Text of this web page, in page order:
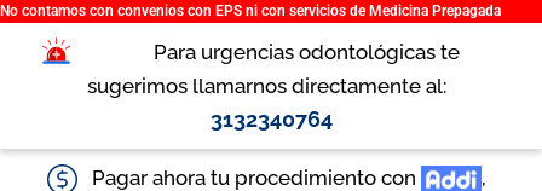
Ir
contenido
No contamos con convenios con EPS ni con servicios de Medicina Prepagada
Para urgencias odontológicas te
sugerimos llamarnos directamente al:
3132340764
Pagar ahora tu procedimiento con
,